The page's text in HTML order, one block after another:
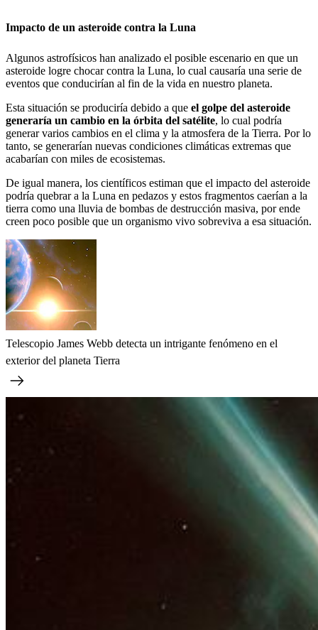
Impacto de un asteroide contra la Luna
Algunos astrofísicos han analizado el posible escenario en que un
asteroide logre chocar contra la Luna, lo cual causaría una serie de
eventos que conducirían al fin de la vida en nuestro planeta.
Esta situación se produciría debido a que el golpe del asteroide
generaría un cambio en la órbita del satélite, lo cual podría
generar varios cambios en el clima y la atmosfera de la Tierra. Por lo
tanto, se generarían nuevas condiciones climáticas extremas que
acabarían con miles de ecosistemas.
De igual manera, los científicos estiman que el impacto del asteroide
podría quebrar a la Luna en pedazos y estos fragmentos caerían a la
tierra como una lluvia de bombas de destrucción masiva, por ende
creen poco posible que un organismo vivo sobreviva a esa situación.
Telescopio James Webb detecta un intrigante fenómeno en el
exterior del planeta Tierra